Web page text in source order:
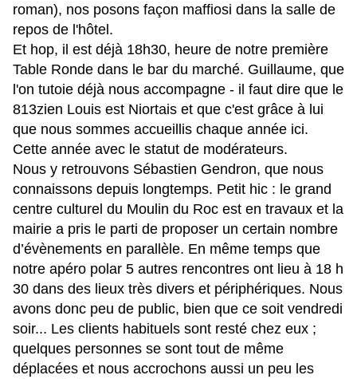
roman), nos posons façon maffiosi dans la salle de
repos de l'hôtel.
Et hop, il est déjà 18h30, heure de notre première
Table Ronde dans le bar du marché. Guillaume, que
l'on tutoie déjà nous accompagne - il faut dire que le
813zien Louis est Niortais et que c'est grâce à lui
que nous sommes accueillis chaque année ici.
Cette année avec le statut de modérateurs.
Nous y retrouvons Sébastien Gendron, que nous
connaissons depuis longtemps. Petit hic : le grand
centre culturel du Moulin du Roc est en travaux et la
mairie a pris le parti de proposer un certain nombre
d’évènements en parallèle. En même temps que
notre apéro polar 5 autres rencontres ont lieu à 18 h
30 dans des lieux très divers et périphériques. Nous
avons donc peu de public, bien que ce soit vendredi
soir... Les clients habituels sont resté chez eux ;
quelques personnes se sont tout de même
déplacées et nous accrochons aussi un peu les